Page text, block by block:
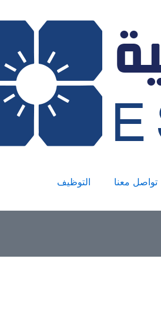
تواصل معنا التوظيف